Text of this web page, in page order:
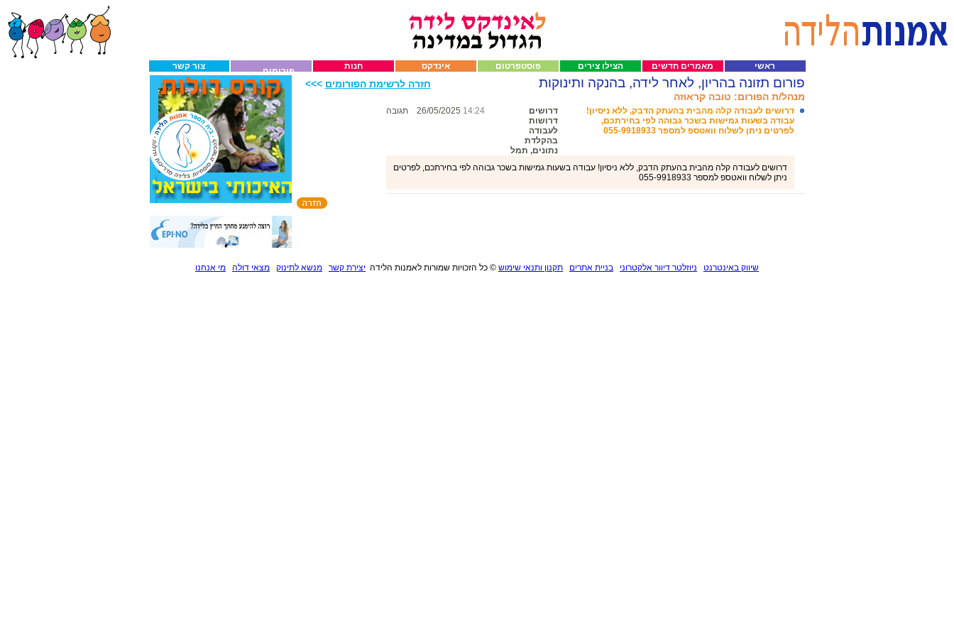
צור קשר פורומים חנות אינדקס פוסטפרטום הצילו צירים מאמרים חדשים ראשי
חזרה לרשימת הפורומים >>> פורום תזונה בהריון, לאחר לידה, בהנקה ותינוקות
מנהל/ת הפורום: טובה קראוזה
דרושים לעבודה קלה מהבית בהעתק הדבק, ללא ניסיון!
עבודה בשעות גמישות בשכר גבוהה לפי בחירתכם,
לפרטים ניתן לשלוח וואטספ למספר 055-9918933
דרושים
דרושות
לעבודה
בהקלדת
נתונים, תמל
14:24 תגובה
דרושים לעבודה קלה מהבית בהעתק הדבק, ללא ניסיון! עבודה בשעות גמישות בשכר גבוהה לפי בחירתכם, לפרטים
ניתן לשלוח וואטספ למספר 055-9918933
שיווק באינטרנט ניוזלטר דיוור אלקטרוני בניית אתרים תקנון ותנאי שימוש © כל הזכויות שמורות לאמנות הלידה יצירת קשר מנשא לתינוק מצאי דולה מי אנחנו